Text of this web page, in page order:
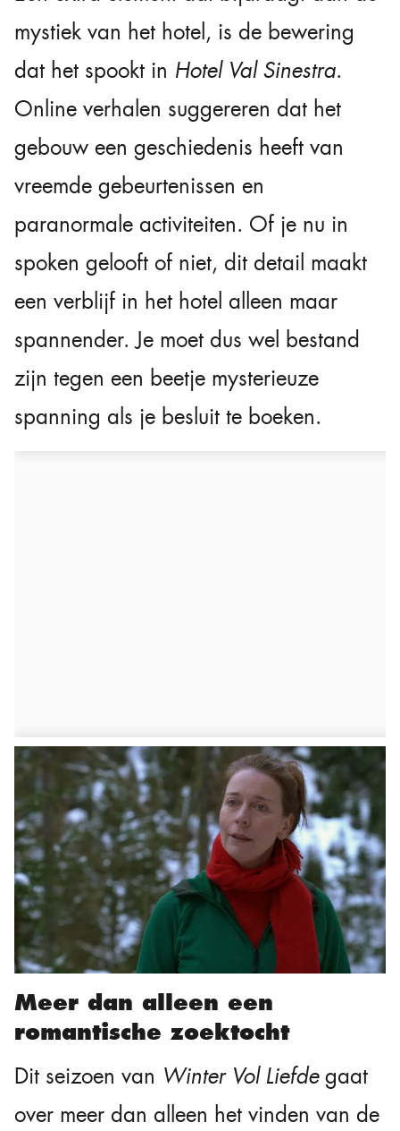
mystiek van het hotel, is de bewering
dat het spookt in Hotel Val Sinestra.
Online verhalen suggereren dat het
gebouw een geschiedenis heeft van
vreemde gebeurtenissen en
paranormale activiteiten. Of je nu in
spoken gelooft of niet, dit detail maakt
een verblijf in het hotel alleen maar
spannender. Je moet dus wel bestand
zijn tegen een beetje mysterieuze
spanning als je besluit te boeken.
Meer dan alleen een
romantische zoektocht
Dit seizoen van Winter Vol Liefdegaat
over meer dan alleen het vinden van de